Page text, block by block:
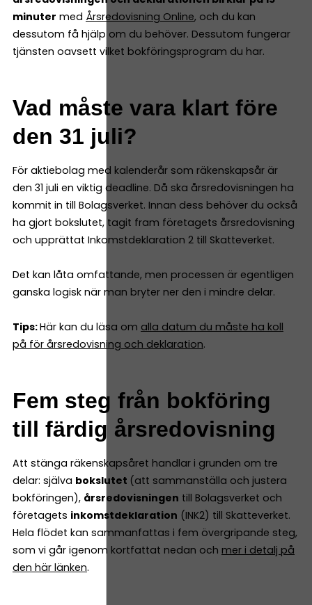
minuter med Årsredovisning Online, och du kan
dessutom få hjälp om du behöver. Dessutom fungerar
tjänsten oavsett vilket bokföringsprogram du har.
Vad måste vara klart före
den 31 juli?
För aktiebolag med kalenderår som räkenskapsår är
den 31 juli en viktig deadline. Då ska årsredovisningen ha
kommit in till Bolagsverket. Innan dess behöver du också
ha gjort bokslutet, tagit fram företagets årsredovisning
och upprättat Inkomstdeklaration 2 till Skatteverket.
Det kan låta omfattande, men processen är egentligen
ganska logisk när man bryter ner den i mindre delar.
Tips:Här kan du läsa om alla datum du måste ha koll
på för årsredovisning och deklaration.
Fem steg från bokföring
till färdig årsredovisning
Att stänga räkenskapsåret handlar i grunden om tre
delar: själva bokslutet (att sammanställa och justera
bokföringen), årsredovisningen till Bolagsverket och
företagets inkomstdeklaration (INK2) till Skatteverket.
Hela flödet kan sammanfattas i fem övergripande steg,
som vi går igenom kortfattat nedan och mer i detalj på
den här länken.